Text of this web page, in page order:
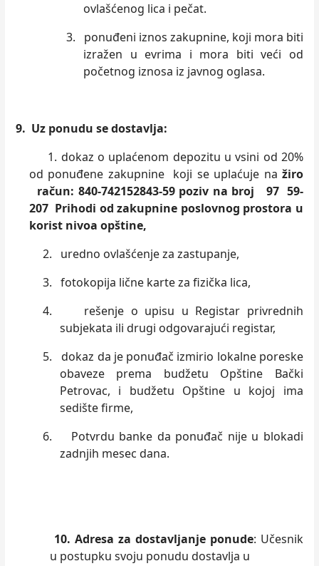
ovlašćenog lica i pečat.
3.
ponuđeni iznos zakupnine, koji mora biti
izražen u evrima i mora biti veći od
početnog iznosa iz javnog oglasa.
9. Uz ponudu se dostavlja:
1. dokaz o uplaćenom depozitu u vsini od 20%
od ponuđene zakupnine koji se uplaćuje na žiro
račun: 840-742152843-59 poziv na broj 97 59-
207 Prihodi od zakupnine poslovnog prostora u
korist nivoa opštine,
2.
uredno ovlašćenje za zastupanje,
3. fotokopija lične karte za fizička lica,
4.
rešenje o upisu u Registar privrednih
subjekata ili drugi odgovarajući registar,
5.
dokaz da je ponuđač izmirio lokalne poreske
obaveze prema budžetu Opštine Bački
Petrovac, i budžetu Opštine u kojoj ima
sedište firme,
6.
Potvrdu banke da ponuđač nije u blokadi
zadnjih mesec dana.
10. Adresa za dostavljanje ponude: Učesnik
u postupku svoju ponudu dostavlja u